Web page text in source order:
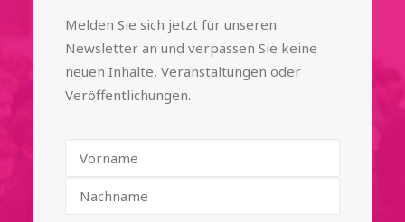
Melden Sie sich jetzt für unseren
Newsletter an und verpassen Sie keine
neuen Inhalte, Veranstaltungen oder
Veröffentlichungen.